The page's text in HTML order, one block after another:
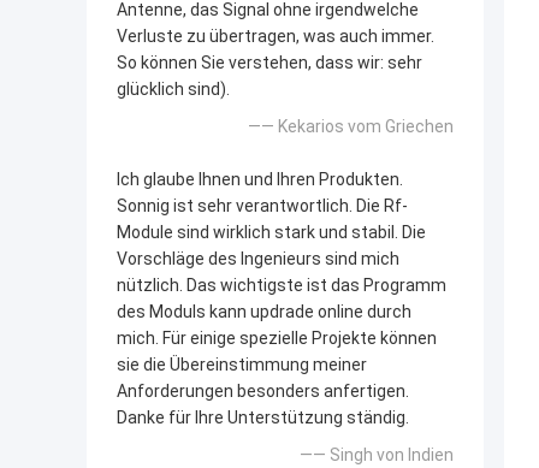
Antenne, das Signal ohne irgendwelche
Verluste zu übertragen, was auch immer.
So können Sie verstehen, dass wir: sehr
glücklich sind).
—— Kekarios vom Griechen
Ich glaube Ihnen und Ihren Produkten.
Sonnig ist sehr verantwortlich. Die Rf-
Module sind wirklich stark und stabil. Die
Vorschläge des Ingenieurs sind mich
nützlich. Das wichtigste ist das Programm
des Moduls kann updrade online durch
mich. Für einige spezielle Projekte können
sie die Übereinstimmung meiner
Anforderungen besonders anfertigen.
Danke für Ihre Unterstützung ständig.
—— Singh von Indien